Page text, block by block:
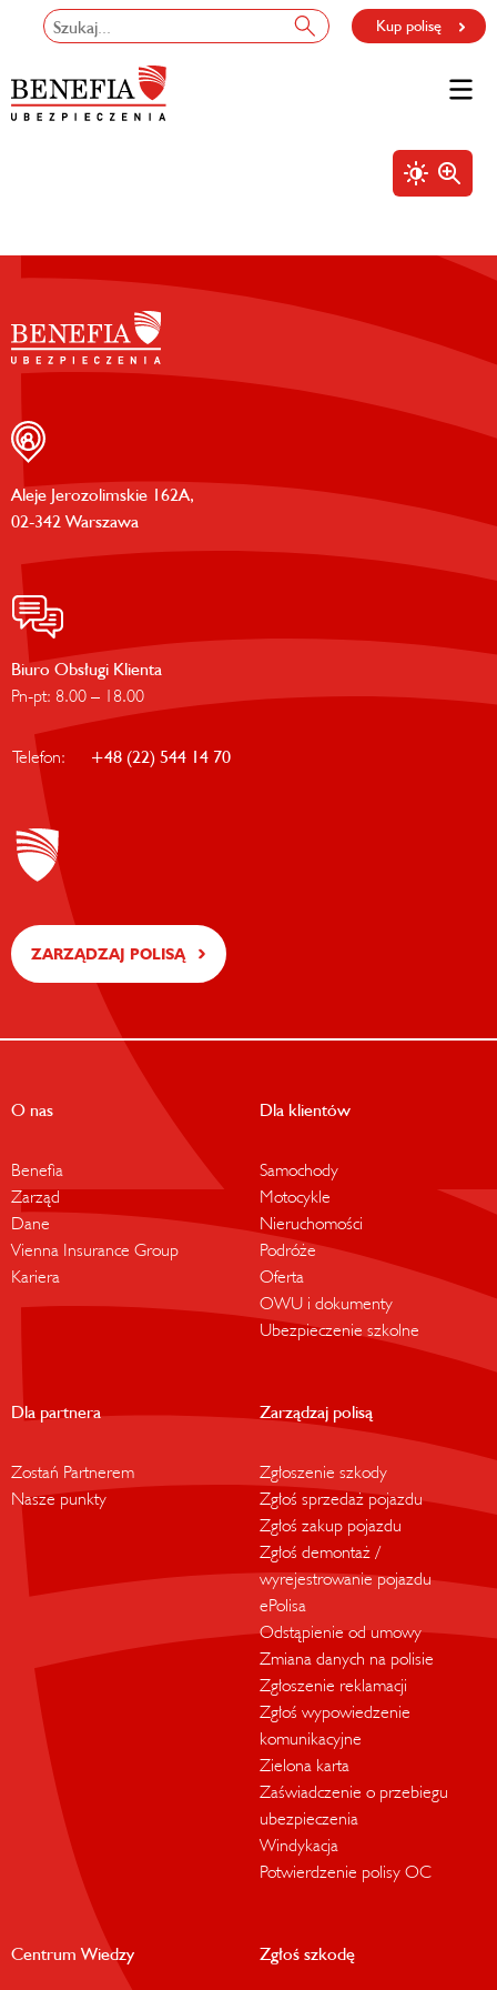
Kup polisę
Aleje Jerozolimskie 162A,
02-342 Warszawa
Biuro Obsługi Klienta
Pn-pt: 8.00 – 18.00
Telefon: +48 (22) 544 14 70
ZARZĄDZAJ POLISĄ
O nas
Benefia
Zarząd
Dane
Vienna Insurance Group
Kariera
Dla klientów
Samochody
Motocykle
Nieruchomości
Podróże
Oferta
OWU i dokumenty
Ubezpieczenie szkolne
Dla partnera
Zostań Partnerem
Nasze punkty
Zarządzaj polisą
Zgłoszenie szkody
Zgłoś sprzedaż pojazdu
Zgłoś zakup pojazdu
Zgłoś demontaż /
wyrejestrowanie pojazdu
ePolisa
Odstąpienie od umowy
Zmiana danych na polisie
Zgłoszenie reklamacji
Zgłoś wypowiedzenie
komunikacyjne
Zielona karta
Zaświadczenie o przebiegu
ubezpieczenia
Windykacja
Potwierdzenie polisy OC
Centrum Wiedzy Zgłoś szkodę